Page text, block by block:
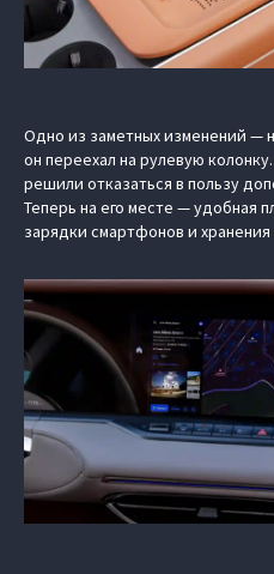
Одно из заметных изменений —
он переехал на рулевую
решили отказаться в пользу
Теперь на его месте — удобная
зарядки смартфонов и